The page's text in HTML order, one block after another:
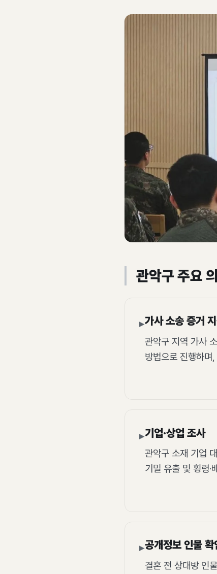
관악구 주요
▸가사 소송 증거
관악구 지역 가사
방법으로 진행하며
▸기업·상업 조사
관악구 소재 기업
기밀 유출 및 횡령·
▸공개정보 인물
결혼 전 상대방 인